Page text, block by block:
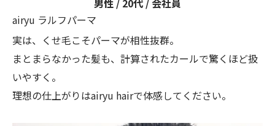
男性 / 20代 / 会社員
airyu ラルフパーマ
実は、くせ毛こそパーマが相性抜群。
まとまらなかった髪も、計算されたカールで驚くほど扱
いやすく。
理想の仕上がりはairyu hairで体感してください。